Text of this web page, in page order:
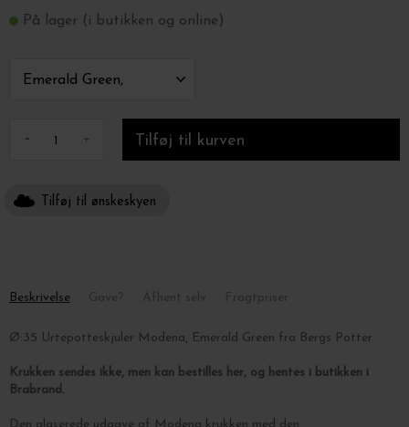
På lager (i butikken og online)
- +
Tilføj til ønskeskyen
Beskrivelse
Ø:35 Urtepotteskjuler Modena, Emerald Green fra Bergs Potter
Krukken sendes ikke, men kan bestilles her, og hentes i butikken i
Brabrand.